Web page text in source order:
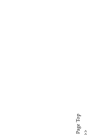
Page Top